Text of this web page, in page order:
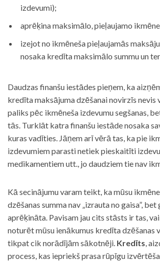
izdevumi);
aprēķina maksimālo, pieļaujamo
izejot no ikmēneša pieļaujamās
nosaka kredīta maksimālo summu un
Daudzas finanšu iestādes pieņem, ka
kredīta maksājuma dzēšanai novirzīs nevis
paliks pēc ikmēneša izdevumu segšanas,
tās. Turklāt katra finanšu iestāde nosaka
kuras vadīties. Jāņem arī vērā tas, ka pie
izdevumiem parasti netiek pieskaitīti
medikamentiem utt., jo daudziem tie nav
Kā secinājumu varam teikt, ka mūsu
dzēšanas summa nav „izrauta no gaisa”,
aprēķināta. Pavisam jau cits stāsts ir tas,
noturēt mūsu ienākumus kredīta dzēšanas
tikpat cik norādījām sākotnēji. Kredīts,
process, kas iepriekš prasa rūpīgu